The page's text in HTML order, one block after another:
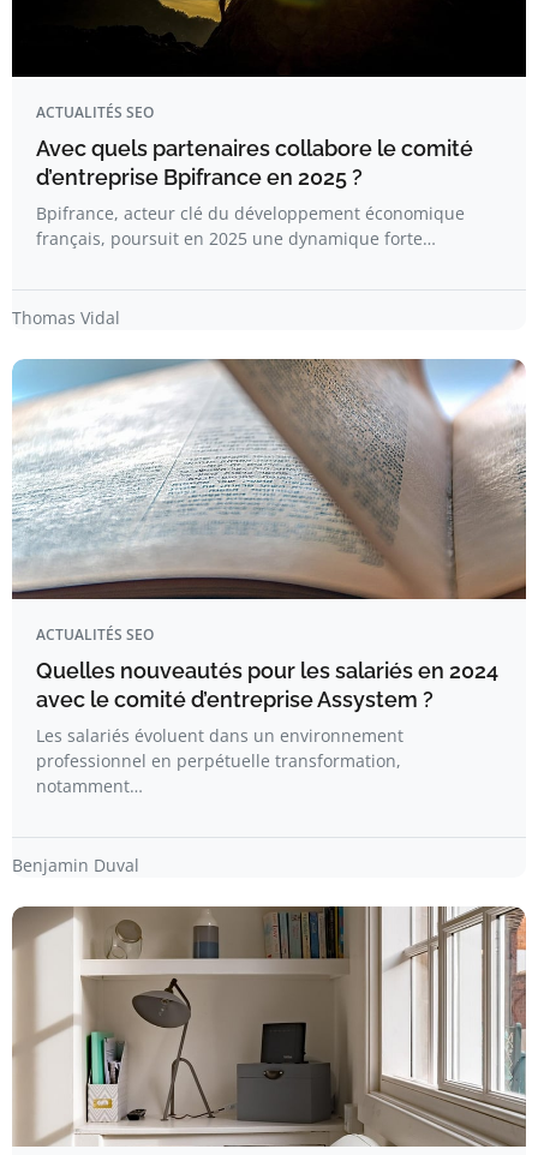
ACTUALITÉS SEO
Avec quels partenaires collabore le comité
d’entreprise Bpifrance en 2025 ?
Bpifrance, acteur clé du développement économique
français, poursuit en 2025 une dynamique forte…
Thomas Vidal
ACTUALITÉS SEO
Quelles nouveautés pour les salariés en 2024
avec le comité d’entreprise Assystem ?
Les salariés évoluent dans un environnement
professionnel en perpétuelle transformation,
notamment…
Benjamin Duval